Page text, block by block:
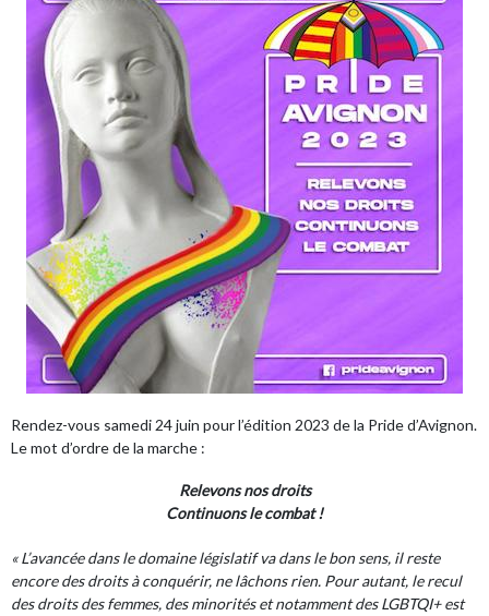
Rendez-vous samedi 24 juin pour l’édition 2023 de la Pride d’Avignon.
Le mot d’ordre de la marche :
Relevons nos droits
Continuons le combat !
« L’avancée dans le domaine législatif va dans le bon sens, il reste
encore des droits à conquérir, ne lâchons rien. Pour autant, le recul
des droits des femmes, des minorités et notamment des LGBTQI+ est